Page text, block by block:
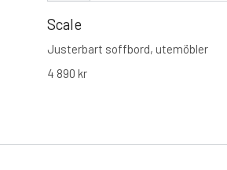
Scale
Justerbart soffbord, utemöbler
4 890 kr